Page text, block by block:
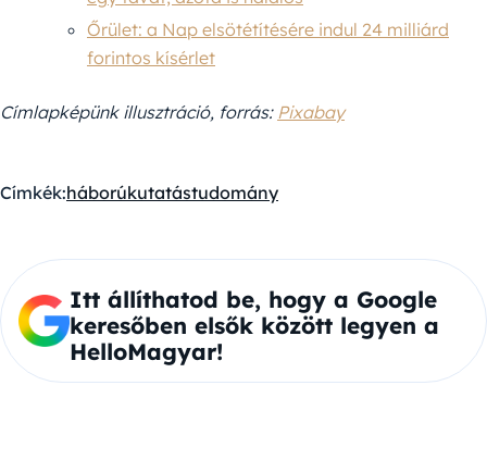
Őrület: a Nap elsötétítésére indul 24 milliárd
forintos kísérlet
Címlapképünk illusztráció, forrás: Pixabay
Címkék:háborúkutatástudomány
Itt állíthatod be, hogy a Google
keresőben elsők között legyen a
HelloMagyar!